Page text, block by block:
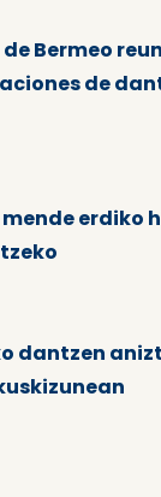
Bermeo
de
erdiko
dantzen